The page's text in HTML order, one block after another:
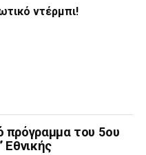
ντέρμπι!
πρόγραμμα του 5ου
Εθνικής